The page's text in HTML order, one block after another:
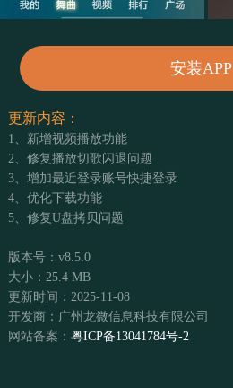
安装APP
更新内容：
1、新增视频播放功能
2、修复播放切歌闪退问题
3、增加最近登录账号快捷登录
4、优化下载功能
5、修复U盘拷贝问题
版本号：v8.5.0
大小：25.4 MB
更新时间：2025-11-08
开发商：广州龙微信息科技有限公司
网站备案： 粤ICP备13041784号-2